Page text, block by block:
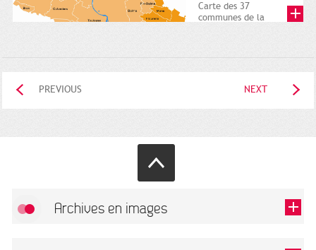
Carte des 37
communes de la
PREVIOUS NEXT
Archives en images